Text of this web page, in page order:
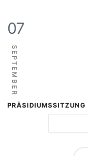
07
SEPTEMBER
PRÄSIDIUMSSITZUNG